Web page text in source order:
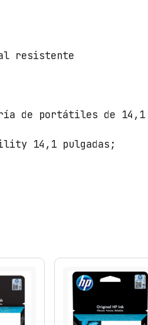
resistente
de portátiles de 14,1
14,1 pulgadas;